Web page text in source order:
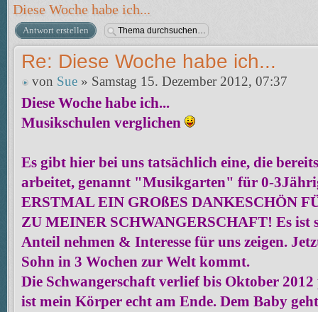
Diese Woche habe ich...
Antwort erstellen
Re: Diese Woche habe ich...
von Sue » Samstag 15. Dezember 2012, 07:37
Diese Woche habe ich...
Musikschulen verglichen
Es gibt hier bei uns tatsächlich eine, die
arbeitet, genannt "Musikgarten" für 0-
ERSTMAL EIN GROßES DANKESCHÖN
ZU MEINER SCHWANGERSCHAFT! Es ist
Anteil nehmen & Interesse für uns zeigen.
Sohn in 3 Wochen zur Welt kommt.
Die Schwangerschaft verlief bis Oktober
ist mein Körper echt am Ende. Dem Baby